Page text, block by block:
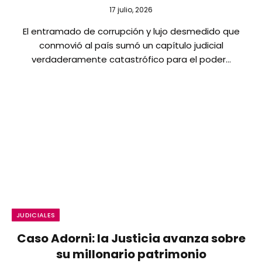
17 julio, 2026
El entramado de corrupción y lujo desmedido que
conmovió al país sumó un capítulo judicial
verdaderamente catastrófico para el poder…
JUDICIALES
Caso Adorni: la Justicia avanza sobre
su millonario patrimonio